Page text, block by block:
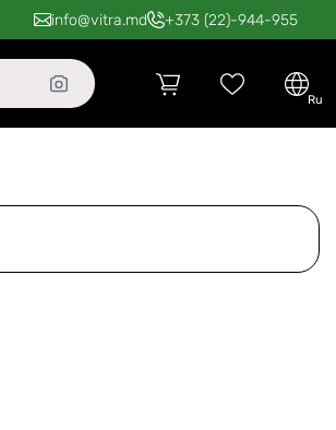
info@vitra.md +373 (22)-944-955
ru